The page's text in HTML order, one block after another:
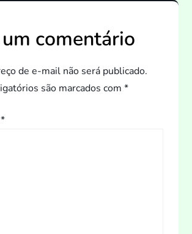
comentário
de e-mail não será publicado.
são marcados com*
*